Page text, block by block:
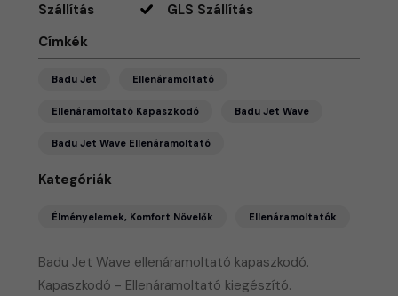
Badu Jet Wave ellenáramoltató kapaszkodó.
​Kapaszkodó - Ellenáramoltató kiegészító.
Szállítás
GLS Szállítás
Címkék
Badu Jet Ellenáramoltató
Ellenáramoltató Kapaszkodó Badu Jet Wave
Badu Jet Wave Ellenáramoltató
Kategóriák
Élményelemek, Komfort Növelők Ellenáramoltatók